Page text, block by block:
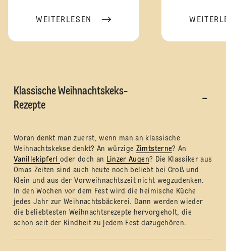
WEITERLESEN
Klassische Weihnachtskeks-
Rezepte
Woran denkt man zuerst, wenn man an klassische
Weihnachtskekse denkt? An würzige Zimtsterne? An
Vanillekipferloder doch an Linzer Augen? Die Klassiker aus
Omas Zeiten sind auch heute noch beliebt bei Groß und
Klein und aus der Vorweihnachtszeit nicht wegzudenken.
In den Wochen vor dem Fest wird die heimische Küche
jedes Jahr zur Weihnachtsbäckerei. Dann werden wieder
die beliebtesten Weihnachtsrezepte hervorgeholt, die
schon seit der Kindheit zu jedem Fest dazugehören.